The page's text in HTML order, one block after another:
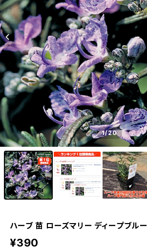
1/20
ハーブ 苗 ローズマリー ディープブルー
¥390